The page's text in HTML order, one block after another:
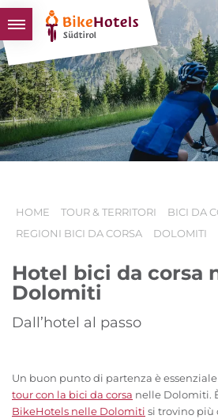
BIKEHOTELS
HOTELS & PACCHETTI
TOUR & TERRITORI
L'ALTO ADIGE & NOI
HOME TOUR & TERRITORI
BICI DA
REGIONI BICI DA CORSA
DOLOMITI
Hotel bici da corsa
Dolomiti
Dall’hotel al passo
Un buon punto di partenza è
tour con la bici da corsa nelle Dolomiti.
BikeHotels nelle Dolomiti si trovino più